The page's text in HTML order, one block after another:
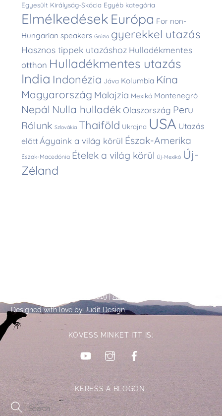
Egyesült Királyság-Skócia Egyéb kategória
Elmélkedések Európa For non-
Hungarian speakers Grúzia gyerekkel utazás
Hasznos tippek utazáshoz Hulladékmentes
otthon Hulladékmentes utazás
India Indonézia Jáva Kolumbia Kína
Magyarország Malajzia Mexikó Montenegró
Nepál Nulla hulladék Olaszország Peru
Rólunk Szlovákia Thaiföld Ukrajna USA Utazás
előtt Ágyaink a világ körül Észak-Amerika
Észak-Macedónia Ételek a világ körül Új-Mexikó Új-
Zéland
To
2019 |Adatkezelési tájékoztató
Designed with love byJudit Design
KÖVESS MINKET ITT IS:
YouTubeInstagram
KERESS A BLOGON: